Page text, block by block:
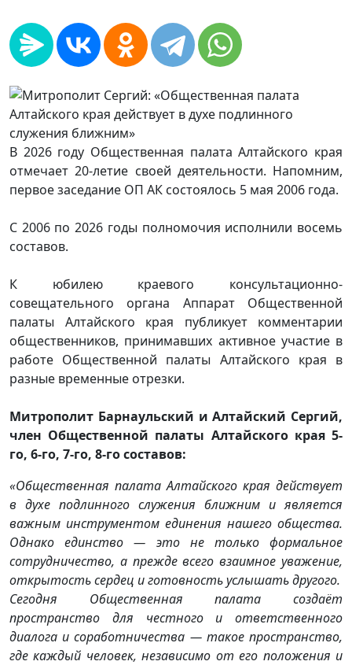
В 2026 году Общественная палата Алтайского края
отмечает 20-летие своей деятельности. Напомним,
первое заседание ОП АК состоялось 5 мая 2006 года.
С 2006 по 2026 годы полномочия исполнили восемь
составов.
К юбилею краевого консультационно-
совещательного органа Аппарат Общественной
палаты Алтайского края публикует комментарии
общественников, принимавших активное участие в
работе Общественной палаты Алтайского края в
разные временные отрезки.
Митрополит Барнаульский и Алтайский Сергий,
член Общественной палаты Алтайского края 5-
го, 6-го, 7-го, 8-го составов:
«Общественная палата Алтайского края действует
в духе подлинного служения ближним и является
важным инструментом единения нашего общества.
Однако единство — это не только формальное
сотрудничество, а прежде всего взаимное уважение,
открытость сердец и готовность услышать другого.
Сегодня Общественная палата создаёт
пространство для честного и ответственного
диалога и соработничества — такое пространство,
где каждый человек, независимо от его положения и